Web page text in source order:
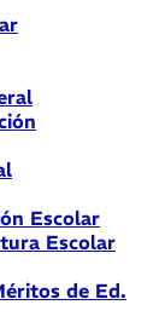
Escolar
Escolar
de Ed.